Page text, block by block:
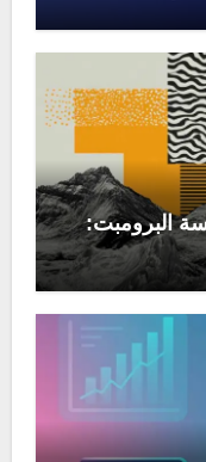
البرومبت: